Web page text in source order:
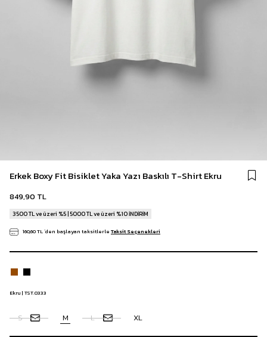
Erkek Boxy Fit Bisiklet Yaka Yazı Baskılı T-Shirt Ekru
849,90 TL
3500 TL ve üzeri %5 | 5000 TL ve üzeri %10 İNDİRİM
160,60 TL`den başlayan taksitlerle Taksit Seçenekleri
Ekru | TST.0333
S M L XL